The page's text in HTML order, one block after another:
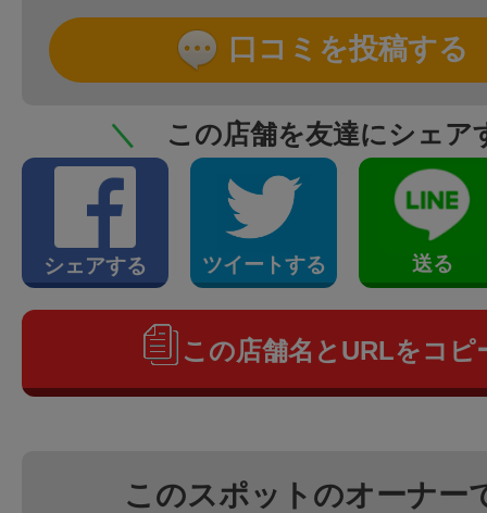
口コミを投稿する
＼ この店舗を友達にシェア
シェアする ツイートする 送る
この店舗名とURLをコピ
このスポットのオーナー